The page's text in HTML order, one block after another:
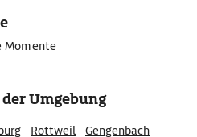
Momente
Umgebung
Rottweil Gengenbach